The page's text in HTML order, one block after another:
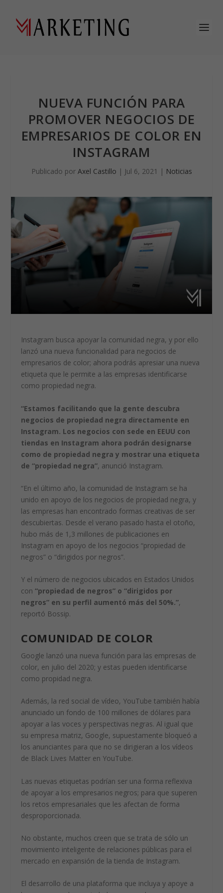
NUEVA FUNCIÓN PARA
PROMOVER NEGOCIOS DE
EMPRESARIOS DE COLOR EN
INSTAGRAM
Publicado por Axel Castillo | Jul 6, 2021 | Noticias
Instagram busca apoyar la comunidad negra, y por ello
lanzó una nueva funcionalidad para negocios de
empresarios de color; ahora podrás apresiar una nueva
etiqueta que le permite a las empresas identificarse
como propiedad negra.
“Estamos facilitando que la gente descubra
negocios de propiedad negra directamente en
Instagram. Los negocios con sede en EEUU con
tiendas en Instagram ahora podrán designarse
como de propiedad negra y mostrar una etiqueta
de “propiedad negra”, anunció Instagram.
“En el último año, la comunidad de Instagram se ha
unido en apoyo de los negocios de propiedad negra, y
las empresas han encontrado formas creativas de ser
descubiertas. Desde el verano pasado hasta el otoño,
hubo más de 1,3 millones de publicaciones en
Instagram en apoyo de los negocios “propiedad de
negros” o “dirigidos por negros”.
Y el número de negocios ubicados en Estados Unidos
con“propiedad de negros” o “dirigidos por
negros” en su perfil aumentó más del 50%.”,
reportó Bossip.
COMUNIDAD DE COLOR
Google lanzó una nueva función para las empresas de
color, en julio del 2020; y estas pueden identificarse
como propidad negra.
Además, la red social de vídeo, YouTube también había
anunciado un fondo de 100 millones de dólares para
apoyar a las voces y perspectivas negras. Al igual que
su empresa matriz, Google, supuestamente bloqueó a
los anunciantes para que no se dirigieran a los vídeos
de Black Lives Matter en YouTube.
Las nuevas etiquetas podrían ser una forma reflexiva
de apoyar a los empresarios negros; para que superen
los retos empresariales que les afectan de forma
desproporcionada.
No obstante, muchos creen que se trata de sólo un
movimiento inteligente de relaciones públicas para el
mercado en expansión de la tienda de Instagram.
El desarrollo de una plataforma que incluya y apoye a